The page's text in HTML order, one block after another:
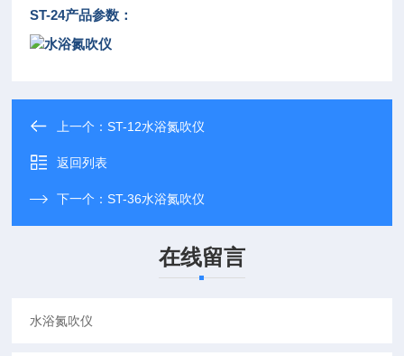
ST-24产品参数：
上一个：ST-12水浴氮吹仪
返回列表
下一个：ST-36水浴氮吹仪
在线留言